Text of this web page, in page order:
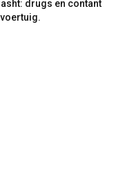
drugs en contant